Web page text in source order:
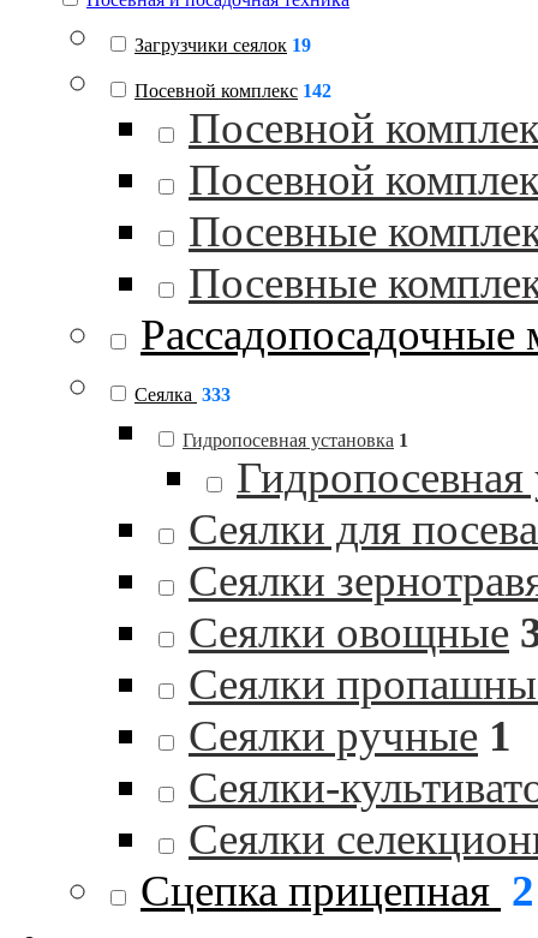
Загрузчики сеялок 19
Посевной комплекс 142
Посевной
Посевной
Посевные
Посевные
Сеялка 333
Гидропосевная установка 1
Сеялки для
Сеялки
Сеялки овощные
Сеялки
Сеялки ручные 1
Сеялки-
Сеялки
Сцепка прицепная 2